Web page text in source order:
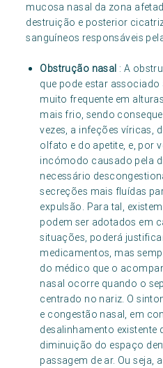
mucosa nasal da zona
destruição e posterior
sanguíneos responsáveis
Obstrução nasal : A
que pode estar associado
muito frequente em
mais frio, sendo
vezes, a infeções víricas,
olfato e do apetite, e, por
incómodo causado pela
necessário
secreções mais fluídas
expulsão. Para tal,
podem ser adotados em
situações, poderá
medicamentos, mas
do médico que o
nasal ocorre quando o
centrado no nariz. O
e congestão nasal, em
desalinhamento existente
diminuição do espaço
passagem de ar. Ou seja,